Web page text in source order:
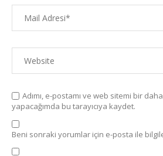
Adımı, e-postamı ve web sitemi bir
yapacağımda bu tarayıcıya kaydet.
Beni sonraki yorumlar için e-posta ile